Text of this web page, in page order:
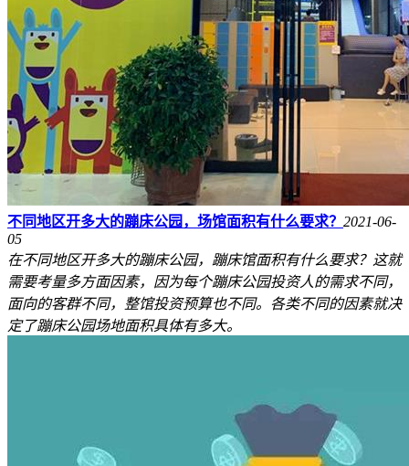
不同地区开多大的蹦床公园，场馆面积有什么要求？ 2021-06-
05
在不同地区开多大的蹦床公园，蹦床馆面积有什么要求？这就
需要考量多方面因素，因为每个蹦床公园投资人的需求不同，
面向的客群不同，整馆投资预算也不同。各类不同的因素就决
定了蹦床公园场地面积具体有多大。